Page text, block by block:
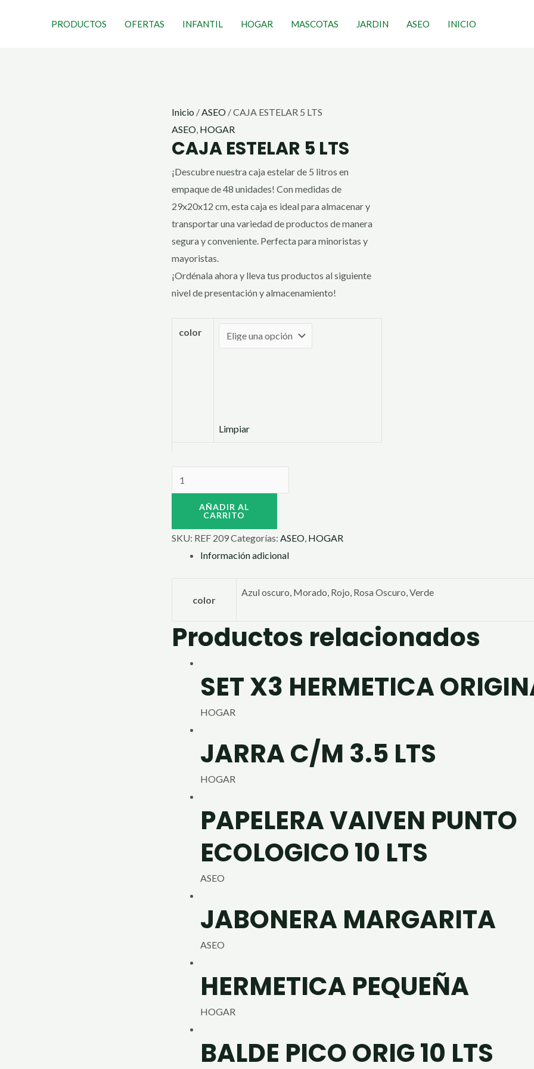
PRODUCTOS OFERTAS INFANTIL HOGAR MASCOTAS JARDIN ASEO INICIO
Inicio /ASEO / CAJA ESTELAR 5 LTS
ASEO, HOGAR
CAJA ESTELAR 5 LTS
¡Descubre nuestra caja estelar de 5 litros en
empaque de 48 unidades! Con medidas de
29x20x12 cm, esta caja es ideal para almacenar y
transportar una variedad de productos de manera
segura y conveniente. Perfecta para minoristas y
mayoristas.
¡Ordénala ahora y lleva tus productos al siguiente
nivel de presentación y almacenamiento!
color
Limpiar
ESTELAR
AÑADIR AL
CARRITO
SKU: REF 209Categorías: ASEO, HOGAR
Información adicional
color
Azul oscuro, Morado, Rojo, Rosa Oscuro, Verde
Productos relacionados
SET X3 HERMETICA
HOGAR
JARRA C/M 3.5 LTS
HOGAR
PAPELERA VAIVEN PUNTO
ECOLOGICO 10 LTS
ASEO
JABONERA MARGARITA
ASEO
HERMETICA PEQUEÑA
HOGAR
BALDE PICO ORIG 10 LTS